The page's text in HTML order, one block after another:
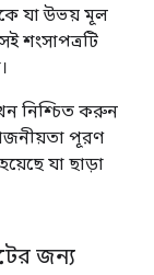
যা উভয় মূল
শংসাপত্রটি
নিশ্চিত করুন
পূরণ
যা ছাড়া
জন্য